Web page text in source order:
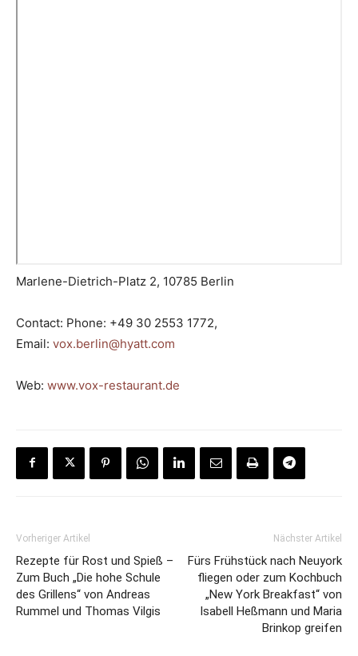
Marlene-Dietrich-Platz 2, 10785 Berlin
Contact: Phone: +49 30 2553 1772,
Email: vox.berlin@hyatt.com
Web: www.vox-restaurant.de
Vorheriger Artikel
Rezepte für Rost und Spieß –
Zum Buch „Die hohe Schule
des Grillens“ von Andreas
Rummel und Thomas Vilgis
Nächster Artikel
Fürs Frühstück nach Neuyork
fliegen oder zum Kochbuch
„New York Breakfast“ von
Isabell Heßmann und Maria
Brinkop greifen